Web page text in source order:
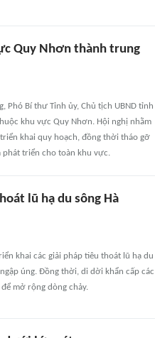
Quy Nhơn thành trung
Phó Bí thư Tỉnh ủy, Chủ tịch UBND tỉnh
khu vực Quy Nhơn. Hội nghị nhằm
khai quy hoạch, đồng thời tháo gỡ
phát triển cho toàn khu vực.
lũ hạ du sông Hà
khai các giải pháp tiêu thoát lũ hạ du
úng. Đồng thời, di dời khẩn cấp các
mở rộng dòng chảy.